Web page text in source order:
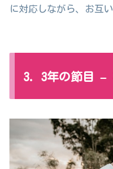
に対応しながら、お互
3. 3年の節目 –